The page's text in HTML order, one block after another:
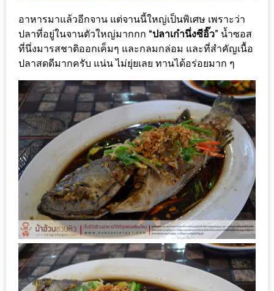
คู
โร
บูต
ะ
สุด
เด็ด
ที่
AIKO
(THE
UP,
RAMA
3)
อาหาร
โดน
ใจ
อาหารมาแล้วอีกจาน แต่จานนี้ใหญ่เป็นพิเศษ เพราะว่า
ปลาที่อยู่ในจานตัวใหญ่มากกก “ปลาเก๋านึ่งซีอิ๊ว” น้ำซอส
ที่นึ่งมารสชาติออกเค็มๆ และกลมกล่อม และที่สำคัญเนื้อ
ปลาสดดีมากครับ แน่น ไม่ยุ่ยเลย ทานได้อร่อยมาก ๆ